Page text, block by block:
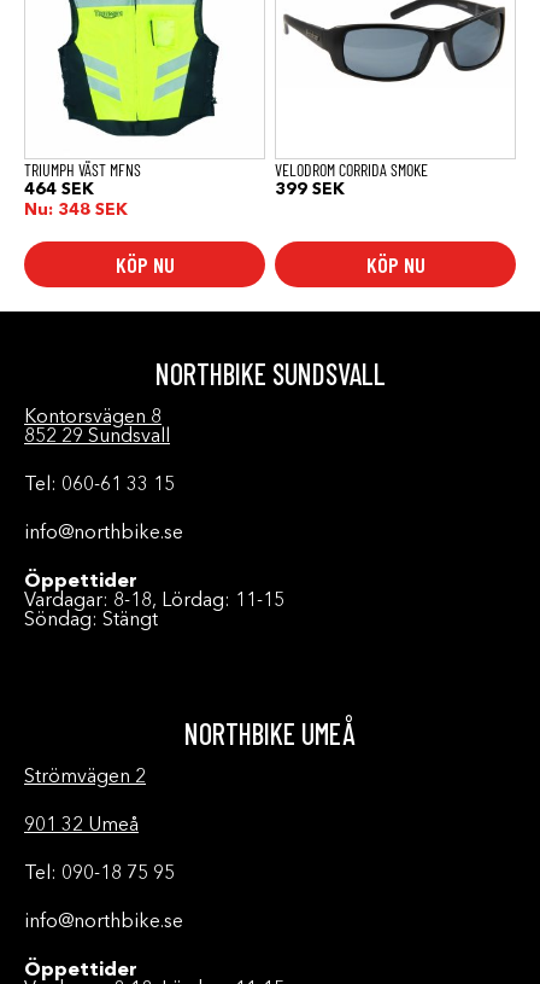
TRIUMPH VÄST MFNS
464 SEK
Nu: 348 SEK
KÖP NU
varianter.
olika
alternativen
väljas
produktsidan
VELODROM CORRIDA SMOKE
399 SEK
KÖP NU
NORTHBIKE SUNDSVALL
Kontorsvägen 8
852 29 Sundsvall
Tel: 060-61 33 15
info@northbike.se
Öppettider
Vardagar: 8-18, Lördag: 11-15
Söndag: Stängt
NORTHBIKE UMEÅ
Strömvägen 2
901 32 Umeå
Tel: 090-18 75 95
info@northbike.se
Öppettider